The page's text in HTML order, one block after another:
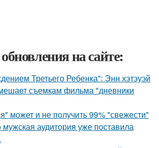
на сайте:
Третьего Ребенка": Энн хэтэуэй
съемкам фильма "дневники
может и не получить 99% "свежести"
мужская аудитория уже поставила